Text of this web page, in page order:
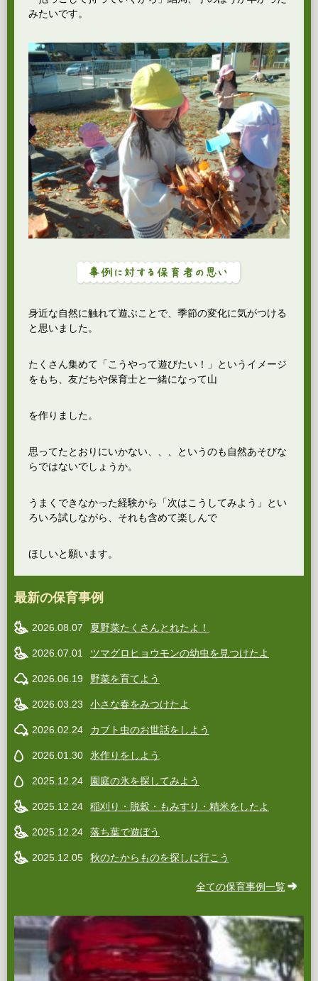
みたいです。
身近な自然に触れて遊ぶことで、季節の変化に気がつける
と思いました。
たくさん集めて「こうやって遊びたい！」というイメージ
をもち、友だちや保育士と一緒になって山
を作りました。
思ってたとおりにいかない、、、というのも自然あそびな
らではないでしょうか。
うまくできなかった経験から「次はこうしてみよう」とい
ろいろ試しながら、それも含めて楽しんで
ほしいと願います。
最新の保育事例
2026.08.07 夏野菜たくさんとれたよ！
2026.07.01 ツマグロヒョウモンの幼虫を見つけたよ
2026.06.19 野菜を育てよう
2026.03.23 小さな春をみつけたよ
2026.02.24 カブト虫のお世話をしよう
2026.01.30 氷作りをしよう
2025.12.24 園庭の氷を探してみよう
2025.12.24 稲刈り・脱穀・もみすり・精米をしたよ
2025.12.24 落ち葉で遊ぼう
2025.12.05 秋のたからものを探しに行こう
全ての保育事例一覧